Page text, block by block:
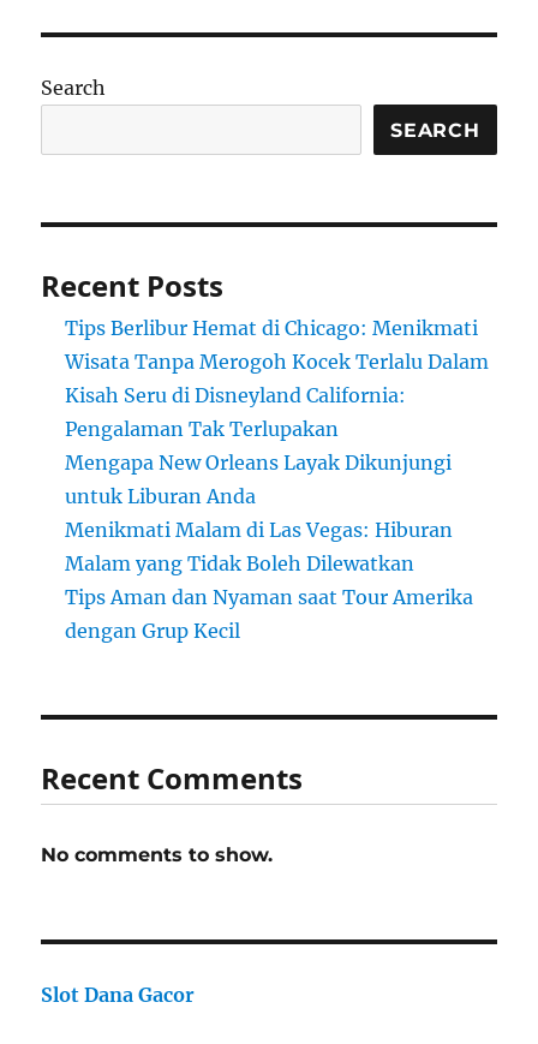
Search
SEARCH
Recent Posts
Tips Berlibur Hemat di Chicago: Menikmati
Wisata Tanpa Merogoh Kocek Terlalu Dalam
Kisah Seru di Disneyland California:
Pengalaman Tak Terlupakan
Mengapa New Orleans Layak Dikunjungi
untuk Liburan Anda
Menikmati Malam di Las Vegas: Hiburan
Malam yang Tidak Boleh Dilewatkan
Tips Aman dan Nyaman saat Tour Amerika
dengan Grup Kecil
Recent Comments
No comments to show.
Slot Dana Gacor